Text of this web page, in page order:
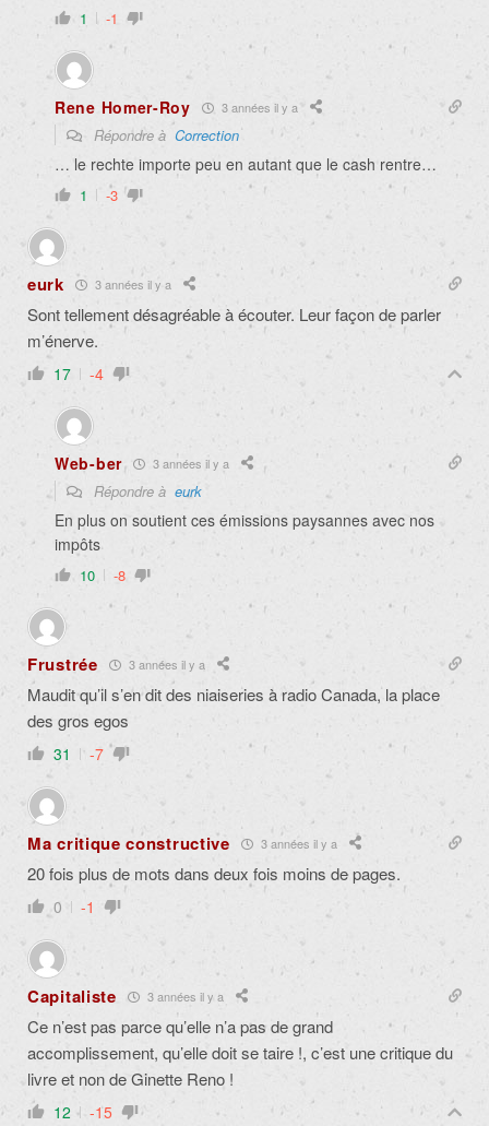
1 -1
Rene Homer-Roy 3 années il y a
Répondre à Correction
… le rechte importe peu en autant que le cash rentre…
1 -3
eurk 3 années il y a
Sont tellement désagréable à écouter. Leur façon de parler
m’énerve.
17 -4
Web-ber 3 années il y a
Répondre à eurk
En plus on soutient ces émissions paysannes avec nos
impôts
10 -8
Frustrée 3 années il y a
Maudit qu’il s’en dit des niaiseries à radio Canada, la place
des gros egos
31 -7
Ma critique constructive 3 années il y a
20 fois plus de mots dans deux fois moins de pages.
0 -1
Capitaliste 3 années il y a
Ce n’est pas parce qu’elle n’a pas de grand
accomplissement, qu’elle doit se taire !, c’est une critique du
livre et non de Ginette Reno !
12 -15